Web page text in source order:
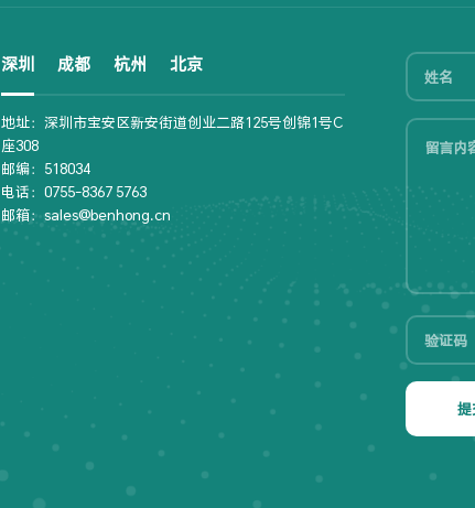
深圳 成都 杭州 北京
地址：深圳市宝安区新安街道创业二路125号创锦1号C
座308
邮编：518034
电话：0755-8367 5763
邮箱：sales@benhong.cn
提